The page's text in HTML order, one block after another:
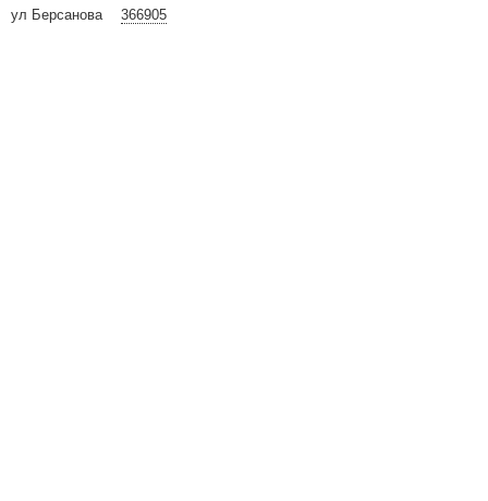
366905
ул Берсанова